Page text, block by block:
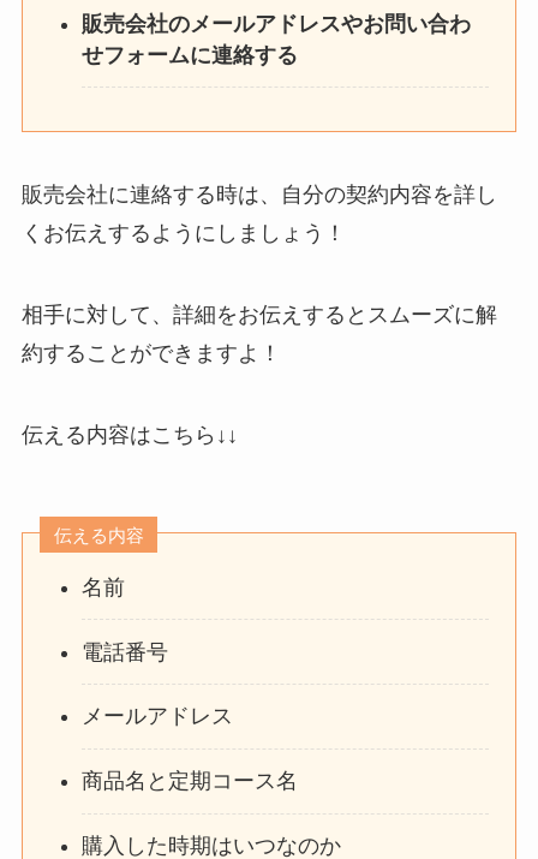
販売会社のメールアドレスやお問い合わ
せフォームに連絡する
販売会社に連絡する時は、自分の契約内容を詳し
くお伝えするようにしましょう！
相手に対して、詳細をお伝えするとスムーズに解
約することができますよ！
伝える内容はこちら↓↓
伝える内容
名前
電話番号
メールアドレス
商品名と定期コース名
購入した時期はいつなのか